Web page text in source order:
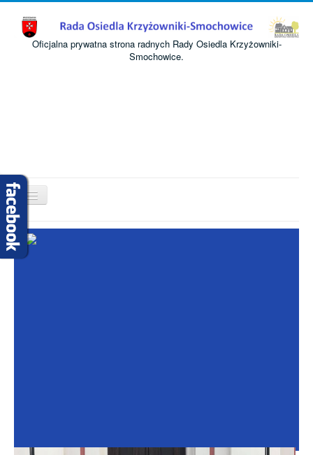
Oficjalna prywatna strona radnych Rady Osiedla Krzyżowniki-
Smochowice.
Przełącz
nawigację
Start
O nas